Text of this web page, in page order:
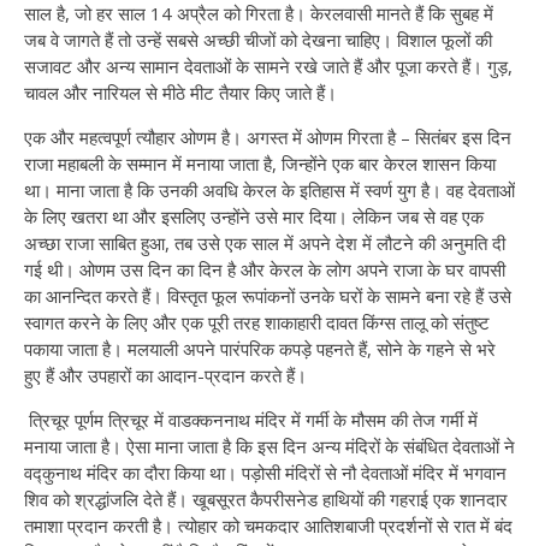
साल है, जो हर साल 14 अप्रैल को गिरता है। केरलवासी मानते हैं कि सुबह में
जब वे जागते हैं तो उन्हें सबसे अच्छी चीजों को देखना चाहिए। विशाल फूलों की
सजावट और अन्य सामान देवताओं के सामने रखे जाते हैं और पूजा करते हैं। गुड़,
चावल और नारियल से मीठे मीट तैयार किए जाते हैं।
एक और महत्वपूर्ण त्यौहार ओणम है। अगस्त में ओणम गिरता है – सितंबर इस दिन
राजा महाबली के सम्मान में मनाया जाता है, जिन्होंने एक बार केरल शासन किया
था। माना जाता है कि उनकी अवधि केरल के इतिहास में स्वर्ण युग है। वह देवताओं
के लिए खतरा था और इसलिए उन्होंने उसे मार दिया। लेकिन जब से वह एक
अच्छा राजा साबित हुआ, तब उसे एक साल में अपने देश में लौटने की अनुमति दी
गई थी। ओणम उस दिन का दिन है और केरल के लोग अपने राजा के घर वापसी
का आनन्दित करते हैं। विस्तृत फूल रूपांकनों उनके घरों के सामने बना रहे हैं उसे
स्वागत करने के लिए और एक पूरी तरह शाकाहारी दावत किंग्स तालू को संतुष्ट
पकाया जाता है। मलयाली अपने पारंपरिक कपड़े पहनते हैं, सोने के गहने से भरे
हुए हैं और उपहारों का आदान-प्रदान करते हैं।
त्रिचूर पूर्णम त्रिचूर में वाडक्कननाथ मंदिर में गर्मी के मौसम की तेज गर्मी में
मनाया जाता है। ऐसा माना जाता है कि इस दिन अन्य मंदिरों के संबंधित देवताओं ने
वद्कुनाथ मंदिर का दौरा किया था। पड़ोसी मंदिरों से नौ देवताओं मंदिर में भगवान
शिव को श्रद्धांजलि देते हैं। खूबसूरत कैपरीसनेड हाथियों की गहराई एक शानदार
तमाशा प्रदान करती है। त्योहार को चमकदार आतिशबाजी प्रदर्शनों से रात में बंद